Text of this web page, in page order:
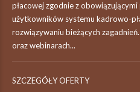
płacowej zgodnie z
użytkowników systemu kadrowo-
rozwiązywaniu bieżących
oraz webinarach...
SZCZEGÓŁY OFERTY